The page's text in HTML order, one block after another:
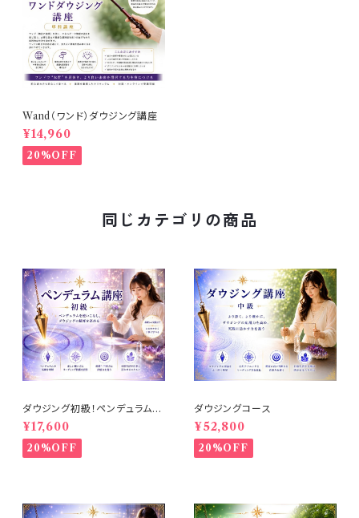
Wand（ワンド）ダウジング講座
¥14,960
20%OFF
同じカテゴリの商品
ダウジング初級！ペンデュラム講
座
¥17,600
20%OFF
ダウジングコース
¥52,800
20%OFF